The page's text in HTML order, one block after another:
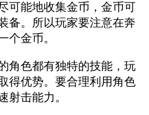
可能地收集金币，金币可
备。所以玩家要注意在奔
个金币。
角色都有独特的技能，玩
得优势。要合理利用角色
射击能力。